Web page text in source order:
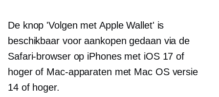
De knop 'Volgen met Apple Wallet' is
beschikbaar voor aankopen gedaan via de
Safari-browser op iPhones met iOS 17 of
hoger of Mac-apparaten met Mac OS versie
14 of hoger.